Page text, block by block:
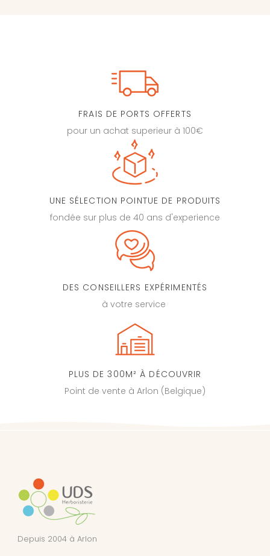
FRAIS DE PORTS OFFERTS
pour un achat superieur à 100€
UNE SÉLECTION POINTUE DE PRODUITS
fondée sur plus de 40 ans d'experience
DES CONSEILLERS EXPÉRIMENTÉS
à votre service
PLUS DE 300M² À DÉCOUVRIR
Point de vente à Arlon (Belgique)
Depuis 2004 à Arlon